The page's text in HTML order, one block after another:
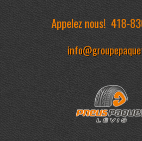
Appelez nous!418-